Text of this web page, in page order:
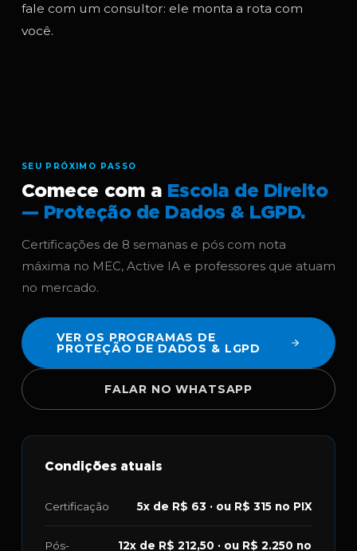
fale com um consultor: ele monta a rota com
você.
SEU PRÓXIMO PASSO
Comece com a Escola de Direito
— Proteção de Dados & LGPD.
Certificações de 8 semanas e pós com nota
máxima no MEC, Active IA e professores que atuam
no mercado.
VER OS PROGRAMAS DE
PROTEÇÃO DE DADOS & LGPD
FALAR NO WHATSAPP
Condições atuais
Certificação 5x de R$ 63 · ou R$ 315 no PIX
Pós-
12x de R$ 212,50 · ou R$ 2.250 no